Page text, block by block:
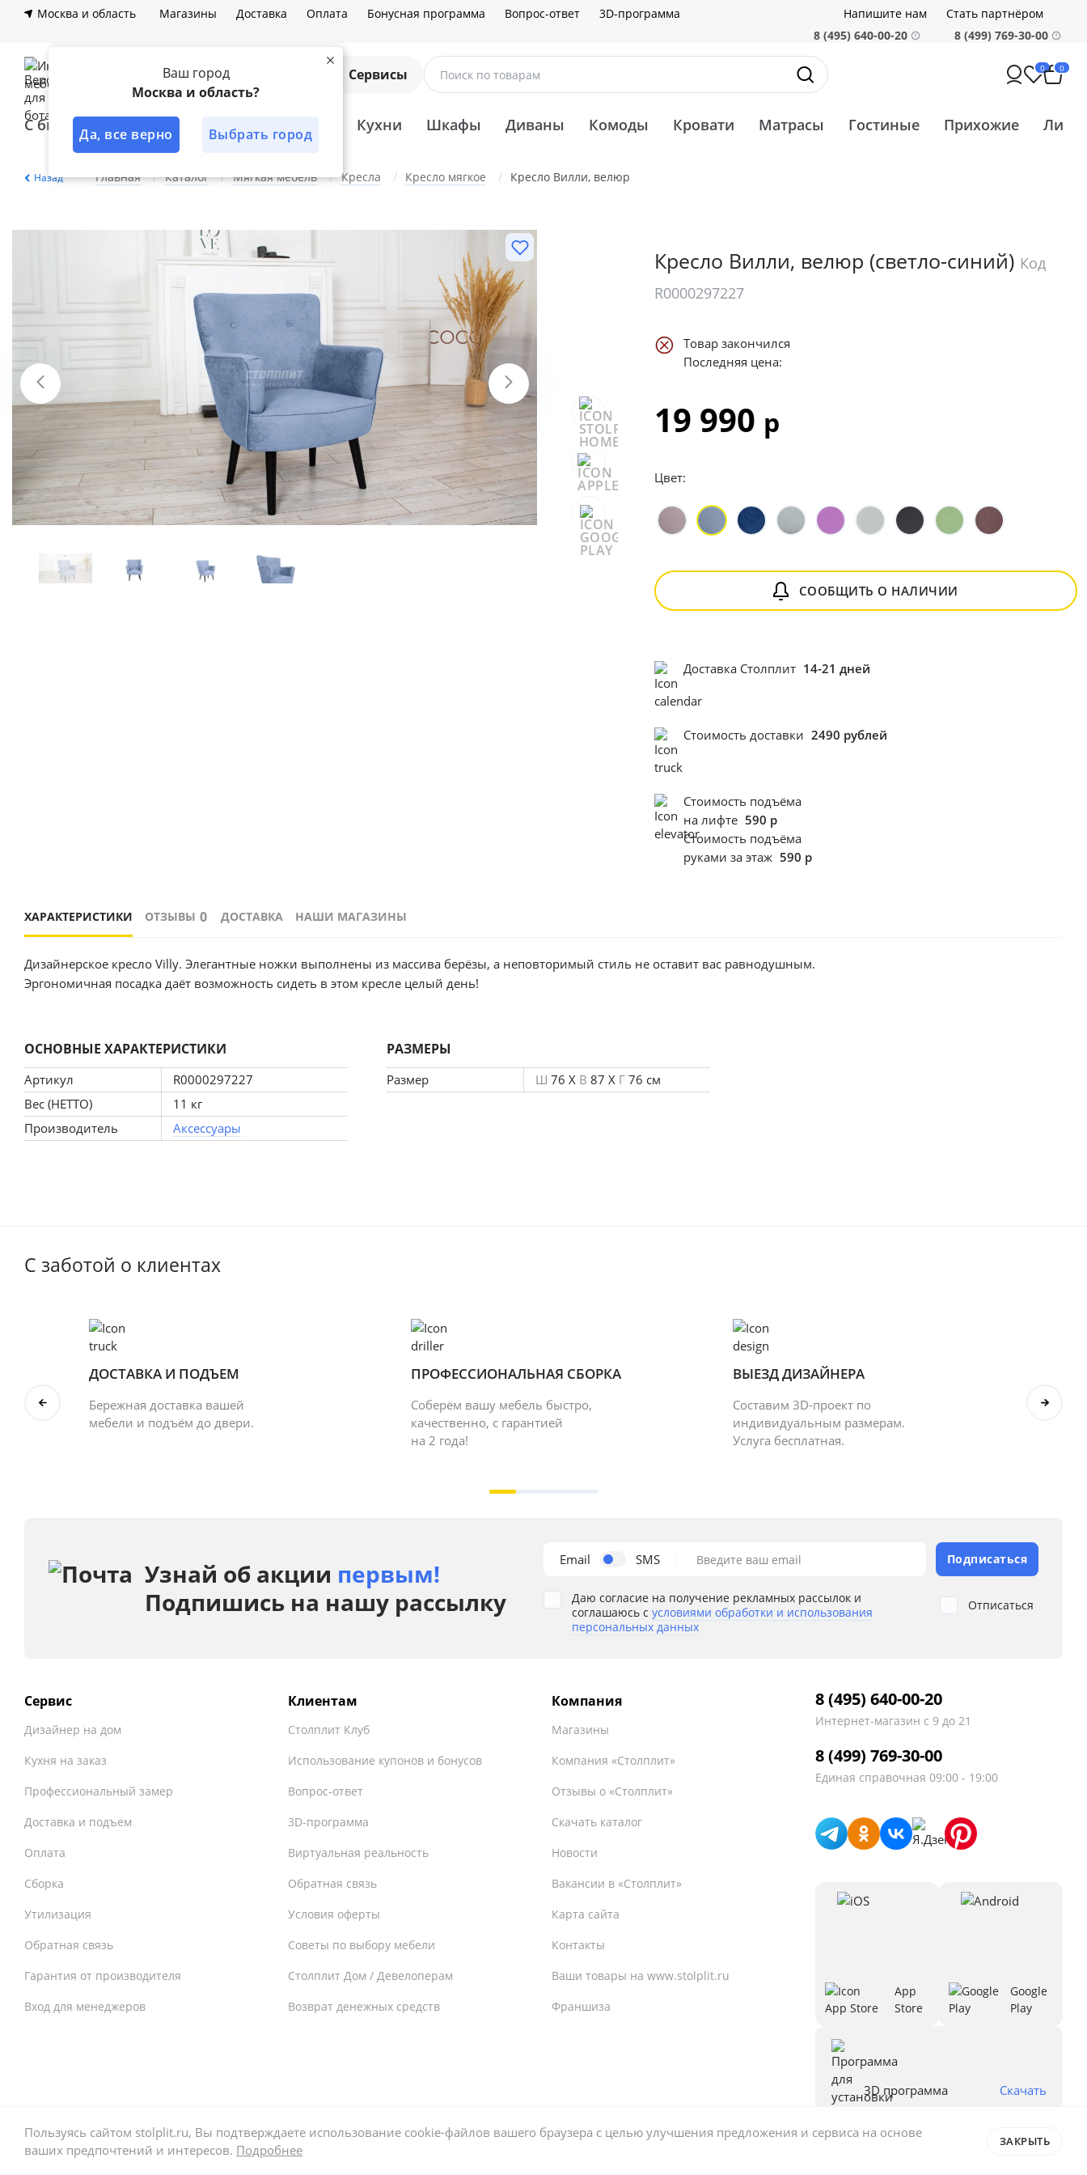
Пользуясь сайтом stolplit.ru, Вы подтверждаете использование cookie-файлов вашего браузера с целью улучшения предложения и сервиса на основе
ваших предпочтений и интересов. Подробнее
ЗАКРЫТЬ
Ваш город
Москва и область?
Да, все верно Выбрать город
Москва и область Магазины Доставка Оплата Бонусная программа Вопрос-ответ 3D-программа Напишите нам
Стать партнёром
8 (495) 640-00-20
8 (499) 769-30-00
Сервисы Поиск по товарам 0 0
С быстрой доставкой Лучшее решение Кухни Шкафы Диваны Комоды Кровати Матрасы Гостиные Прихожие
Назад Главная Каталог Мягкая мебель Кресла Кресло мягкое Кресло Вилли, велюр
Кресло Вилли, велюр (светло-синий) Код
R0000297227
Товар закончился
Последняя цена:
19 990 р
Цвет:
СООБЩИТЬ О НАЛИЧИИ
Доставка Столплит 14-21 дней
Стоимость доставки 2490 рублей
Стоимость подъёма
на лифте 590 р
Стоимость подъёма
руками за этаж 590 р
ХАРАКТЕРИСТИКИ ОТЗЫВЫ 0 ДОСТАВКА НАШИ МАГАЗИНЫ
Дизайнерское кресло Villy. Элегантные ножки выполнены из массива берёзы, а неповторимый стиль не оставит вас равнодушным.
Эргономичная посадка даёт возможность сидеть в этом кресле целый день!
ОСНОВНЫЕ ХАРАКТЕРИСТИКИ
Артикул
R0000297227
Вес (НЕТТО)
11 кг
Производитель
Аксессуары
РАЗМЕРЫ
Размер Ш 76 X В 87 X Г 76 см
С заботой о клиентах
ДОСТАВКА И ПОДЪЕМ
Бережная доставка вашей
мебели и подъём до двери.
ПРОФЕССИОНАЛЬНАЯ СБОРКА
Соберём вашу мебель быстро,
качественно, с гарантией
на 2 года!
ВЫЕЗД ДИЗАЙНЕРА
Составим 3D-проект по
индивидуальным размерам.
Услуга бесплатная.
Узнай об акции первым!
Подпишись на нашу рассылку
Email SMS Введите ваш email Подписаться
Даю согласие на получение рекламных рассылок и
соглашаюсь с условиями обработки и использования
персональных данных
Отписаться
Сервис
Дизайнер на дом
Кухня на заказ
Профессиональный замер
Доставка и подъем
Оплата
Сборка
Утилизация
Обратная связь
Гарантия от производителя
Вход для менеджеров
Клиентам
Столплит Клуб
Использование купонов и бонусов
Вопрос-ответ
3D-программа
Виртуальная реальность
Обратная связь
Условия оферты
Советы по выбору мебели
Столплит Дом / Девелоперам
Возврат денежных средств
Компания
Магазины
Компания «Столплит»
Отзывы о «Столплит»
Скачать каталог
Новости
Вакансии в «Столплит»
Карта сайта
Контакты
Ваши товары на www.stolplit.ru
Франшиза
8 (495) 640-00-20
Интернет-магазин с 9 до 21
8 (499) 769-30-00
Единая справочная 09:00 - 19:00
App
Store
Google
Play
3D программа Скачать